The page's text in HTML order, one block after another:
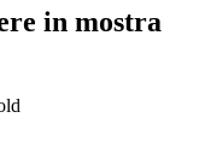
in mostra